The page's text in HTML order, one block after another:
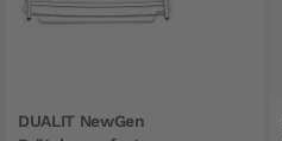
DUALIT NewGen